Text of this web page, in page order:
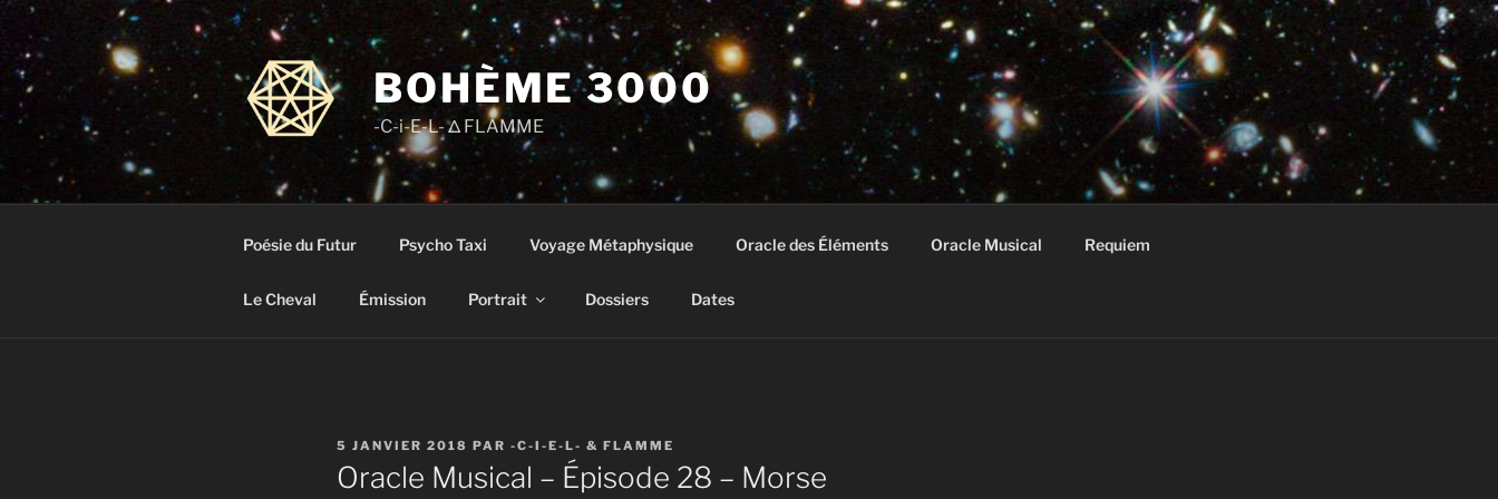
Aller
contenu
principal
BOHÈME 3000
-C-i-E-L- Δ FLAMME
Poésie du Futur Psycho Taxi Voyage Métaphysique Oracle des Éléments Oracle Musical Requiem
Le Cheval Émission Portrait Dossiers Dates
PUBLIÉ
LE
5 JANVIER 2018 PAR -C-I-E-L- & FLAMME
Oracle Musical – Épisode 28 – Morse